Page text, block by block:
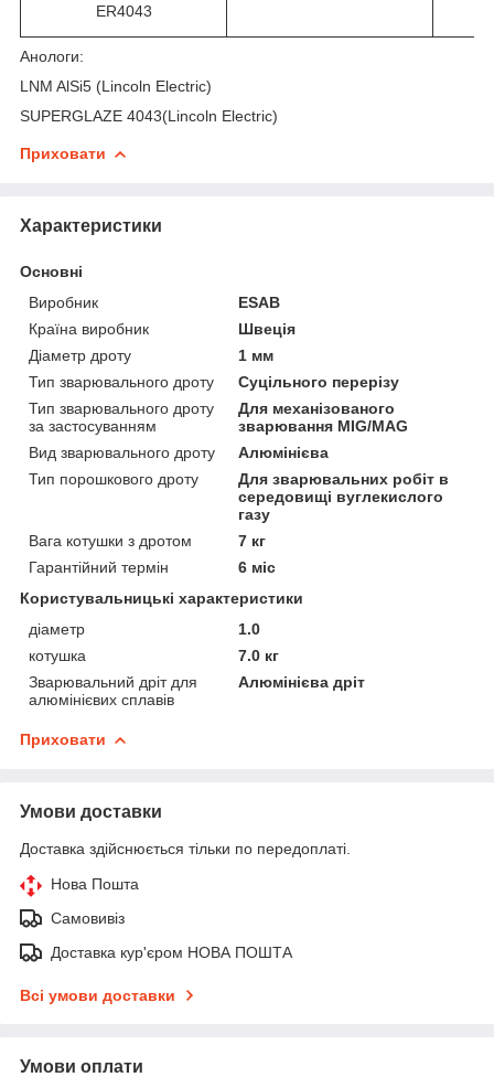
ER4043
Анологи:
LNM AlSi5 (Lincoln Electric)
SUPERGLAZE 4043(Lincoln Electric)
Приховати
Характеристики
Основні
Виробник
ESAB
Країна виробник
Швеція
Діаметр дроту
1 мм
Тип зварювального дроту
Суцільного перерізу
Тип зварювального дроту
за застосуванням
Для механізованого
зварювання MIG/MAG
Вид зварювального дроту
Алюмінієва
Тип порошкового дроту
Для зварювальних робіт в
середовищі вуглекислого
газу
Вага котушки з дротом
7 кг
Гарантійний термін
6 міс
Користувальницькі характеристики
діаметр
1.0
котушка
7.0 кг
Зварювальний дріт для
алюмінієвих сплавів
Алюмінієва дріт
Приховати
Умови доставки
Доставка здійснюється тільки по передоплаті.
Нова Пошта
Самовивіз
Доставка кур'єром НОВА ПОШТА
Всі умови доставки
Умови оплати